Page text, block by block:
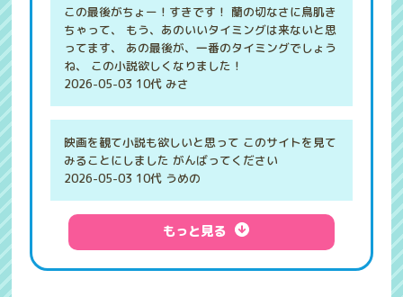
この最後がちょー！すきです！ 蘭の切なさに鳥肌き
ちゃって、 もう、あのいいタイミングは来ないと思
ってます、 あの最後が、一番のタイミングでしょう
ね、 この小説欲しくなりました！
2026-05-03 10代 みさ
映画を観て小説も欲しいと思って このサイトを見て
みることにしました がんばってください
2026-05-03 10代 うめの
もっと見る